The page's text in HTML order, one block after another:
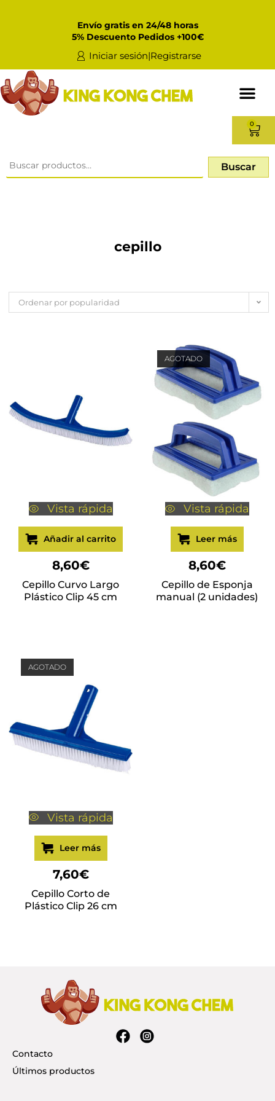
Envío gratis en 24/48 horas
5% Descuento Pedidos +100€
Iniciar sesión|Registrarse
0
Buscar
cepillo
Ordenar por popularidad
Vista rápida
Añadir al carrito
8,60€
Cepillo Curvo Largo
Plástico Clip 45 cm
AGOTADO
Vista rápida
Leer más
8,60€
Cepillo de Esponja
manual (2 unidades)
AGOTADO
Vista rápida
Leer más
7,60€
Cepillo Corto de
Plástico Clip 26 cm
Contacto
Últimos productos